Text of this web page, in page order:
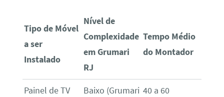
Tipo de Móvel
a ser
Instalado
Nível de
Complexidade
em Grumari
RJ
Tempo Médio
do Montador
Painel de TV
Baixo (Grumari 40 a 60